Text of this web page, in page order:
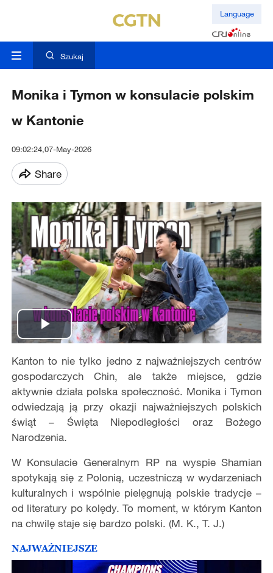
Language
Szukaj
Monika i Tymon w konsulacie polskim
w Kantonie
09:02:24,07-May-2026
Share
Play
Video
Kanton to nie tylko jedno z najważniejszych centrów
gospodarczych Chin, ale także miejsce, gdzie
aktywnie działa polska społeczność. Monika i Tymon
odwiedzają ją przy okazji najważniejszych polskich
świąt – Święta Niepodległości oraz Bożego
Narodzenia.
W Konsulacie Generalnym RP na wyspie Shamian
spotykają się z Polonią, uczestniczą w wydarzeniach
kulturalnych i wspólnie pielęgnują polskie tradycje –
od literatury po kolędy. To moment, w którym Kanton
na chwilę staje się bardzo polski. (M. K., T. J.)
NAJWAŻNIEJSZE